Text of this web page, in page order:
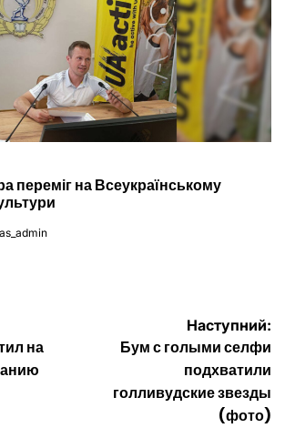
переміг на Всеукраїнському
на
Наступний:
Бум с голыми селфи
подхватили
голливудские звезды
(фото)